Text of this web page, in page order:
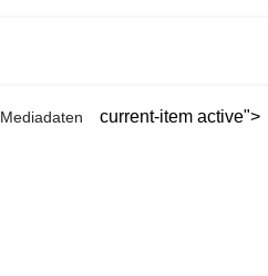
Mediadaten current-item active">